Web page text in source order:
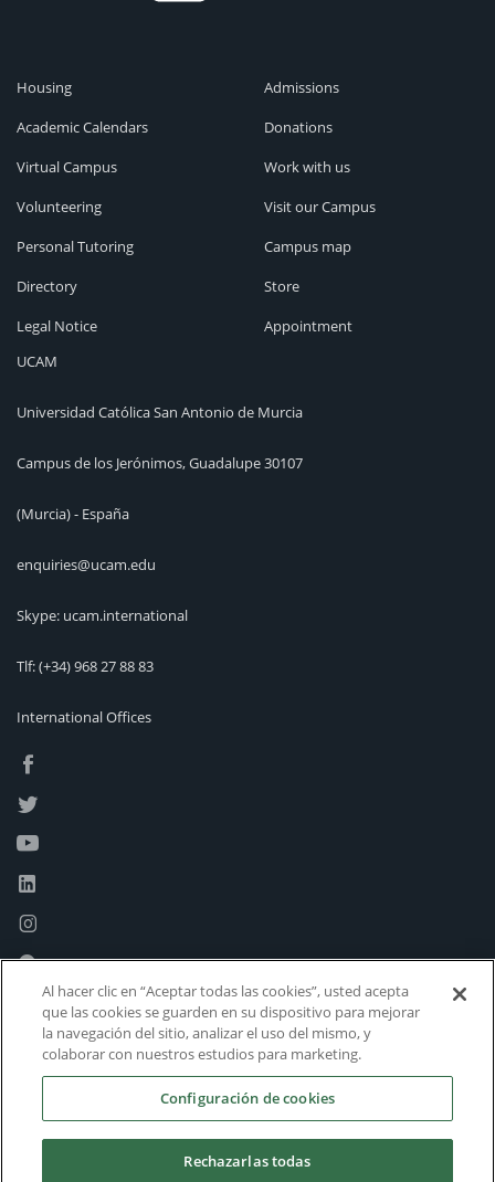
Housing
Academic Calendars
Virtual Campus
Volunteering
Personal Tutoring
Directory
Legal Notice
Admissions
Donations
Work with us
Visit our Campus
Campus map
Store
Appointment
UCAM
Universidad Católica San Antonio de Murcia
Campus de los Jerónimos, Guadalupe 30107
(Murcia) - España
enquiries@ucam.edu
Skype: ucam.international
Tlf:(+34) 968 27 88 83
International Offices
Al hacer clic en “Aceptar todas las cookies”, usted acepta
que las cookies se guarden en su dispositivo para mejorar
la navegación del sitio, analizar el uso del mismo, y
colaborar con nuestros estudios para marketing.
Configuración de cookies
Rechazarlas todas